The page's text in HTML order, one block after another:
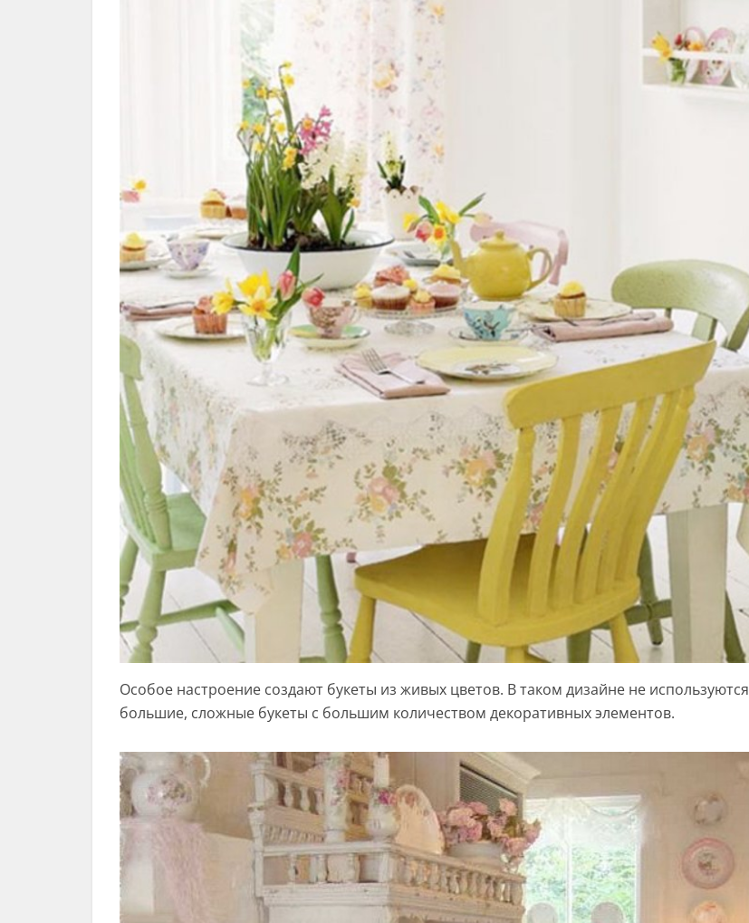
Особое настроение создают букеты из живых цветов. В таком дизайне не используются
большие, сложные букеты с большим количеством декоративных элементов.